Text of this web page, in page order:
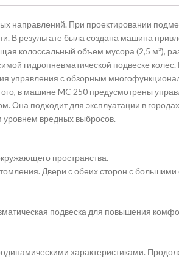
направлений. При проектировании
В результате была создана машина
колоссальный объем мусора (2,5 м³),
гидропневматической подвеске
управления с обзорным
в машине MC 250 предусмотрены
подходит для эксплуатации в
вредных выбросов.
пространства.
Двери с обеих сторон с
подвеска для повышения
характеристиками.